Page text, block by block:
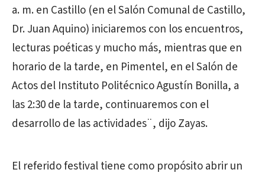
a. m. en Castillo (en el Salón Comunal de Castillo,
Dr. Juan Aquino) iniciaremos con los encuentros,
lecturas poéticas y mucho más, mientras que en
horario de la tarde, en Pimentel, en el Salón de
Actos del Instituto Politécnico Agustín Bonilla, a
las 2:30 de la tarde, continuaremos con el
desarrollo de las actividades¨, dijo Zayas.
El referido festival tiene como propósito abrir un